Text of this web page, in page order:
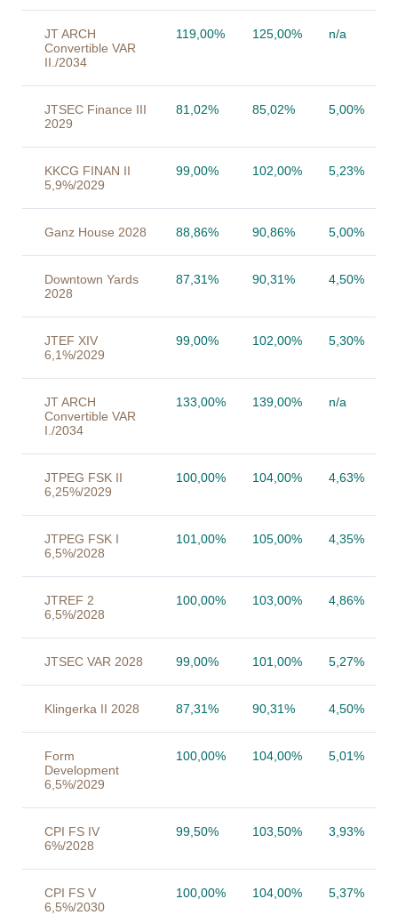
JT ARCH
Convertible VAR
II./2034
119,00% 125,00% n/a
JTSEC Finance III
2029
81,02% 85,02% 5,00%
KKCG FINAN II
5,9%/2029
99,00% 102,00% 5,23%
Ganz House 2028 88,86% 90,86% 5,00%
Downtown Yards
2028
87,31% 90,31% 4,50%
JTEF XIV
6,1%/2029
99,00% 102,00% 5,30%
JT ARCH
Convertible VAR
I./2034
133,00% 139,00% n/a
JTPEG FSK II
6,25%/2029
100,00% 104,00% 4,63%
JTPEG FSK I
6,5%/2028
101,00% 105,00% 4,35%
JTREF 2
6,5%/2028
100,00% 103,00% 4,86%
JTSEC VAR 2028 99,00% 101,00% 5,27%
Klingerka II 2028 87,31% 90,31% 4,50%
Form
Development
6,5%/2029
100,00% 104,00% 5,01%
CPI FS IV
6%/2028
99,50% 103,50% 3,93%
CPI FS V
6,5%/2030
100,00% 104,00% 5,37%